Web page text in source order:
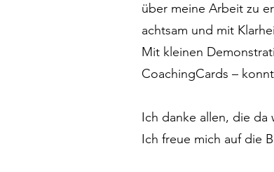
über meine Arbeit zu
achtsam und mit
Mit kleinen
CoachingCards –
Ich danke allen, die da
Ich freue mich auf die